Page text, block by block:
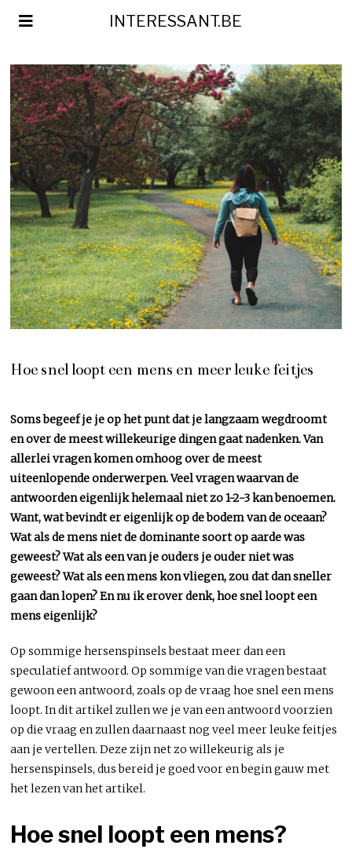
INTERESSANT.BE
Hoe snel loopt een mens en meer leuke feitjes
Soms begeef je je op het punt dat je langzaam wegdroomt
en over de meest willekeurige dingen gaat nadenken. Van
allerlei vragen komen omhoog over de meest
uiteenlopende onderwerpen. Veel vragen waarvan de
antwoorden eigenlijk helemaal niet zo 1-2-3 kan benoemen.
Want, wat bevindt er eigenlijk op de bodem van de oceaan?
Wat als de mens niet de dominante soort op aarde was
geweest? Wat als een van je ouders je ouder niet was
geweest? Wat als een mens kon vliegen, zou dat dan sneller
gaan dan lopen? En nu ik erover denk, hoe snel loopt een
mens eigenlijk?
Op sommige hersenspinsels bestaat meer dan een
speculatief antwoord. Op sommige van die vragen bestaat
gewoon een antwoord, zoals op de vraag hoe snel een mens
loopt. In dit artikel zullen we je van een antwoord voorzien
op die vraag en zullen daarnaast nog veel meer leuke feitjes
aan je vertellen. Deze zijn net zo willekeurig als je
hersenspinsels, dus bereid je goed voor en begin gauw met
het lezen van het artikel.
Hoe snel loopt een mens?